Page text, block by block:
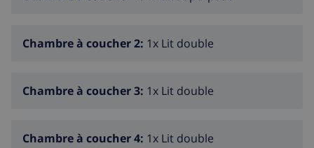
buanderie avec machine à laver et sèche-linge
Chambre à coucher 2: 1x Lit double
Chambre à coucher 3: 1x Lit double
Chambre à coucher 4: 1x Lit double